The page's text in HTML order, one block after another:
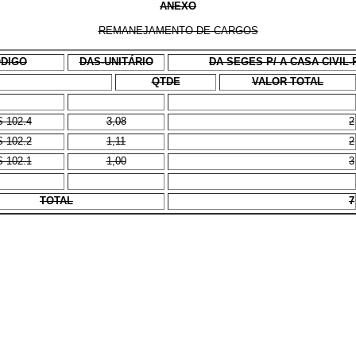
ANEXO
REMANEJAMENTO DE CARGOS
DAS-UNITÁRIO
DA SEGES P/ A CASA CIVIL-
QTDE
VALOR TOTAL
102.4 3,08 2
102.2
1,11 2
102.1
1,00 3
TOTAL 7